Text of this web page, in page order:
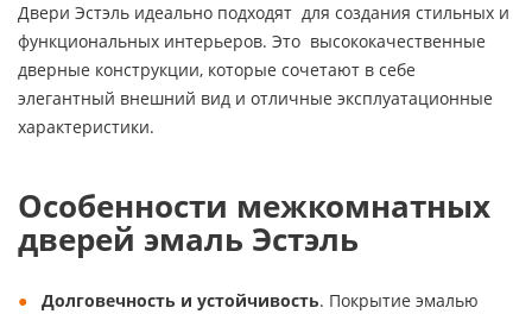
Двери Эстэль идеально подходят для создания стильных и
функциональных интерьеров. Это высококачественные
дверные конструкции, которые сочетают в себе
элегантный внешний вид и отличные эксплуатационные
характеристики.
Особенности межкомнатных
дверей эмаль Эстэль
Долговечность и устойчивость. Покрытие эмалью